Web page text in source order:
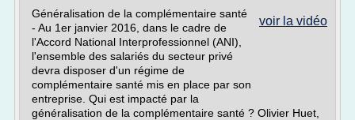
voir la vidéo
Généralisation de la complémentaire santé
- Au 1er janvier 2016, dans le cadre de
l'Accord National Interprofessionnel (ANI),
l'ensemble des salariés du secteur privé
devra disposer d'un régime de
complémentaire santé mis en place par son
entreprise. Qui est impacté par la
généralisation de la complémentaire santé ? Olivier Huet,